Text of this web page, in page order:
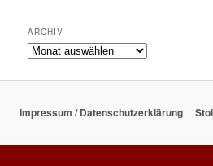
ARCHIV
ARCHIV
Impressum / Datenschutzerklärung